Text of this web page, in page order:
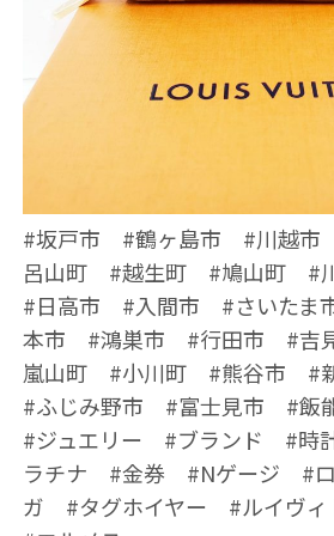
#坂戸市 #鶴ヶ島市 #川越
呂山町 #越生町 #鳩山町 #
#日高市 #入間市 #さいた
本市 #鴻巣市 #行田市 #吉
嵐山町 #小川町 #熊谷市 #
#ふじみ野市 #富士見市 #飯
#ジュエリー #ブランド #
ラチナ #金券 #Nゲージ #
ガ #タグホイヤー #ルイヴ